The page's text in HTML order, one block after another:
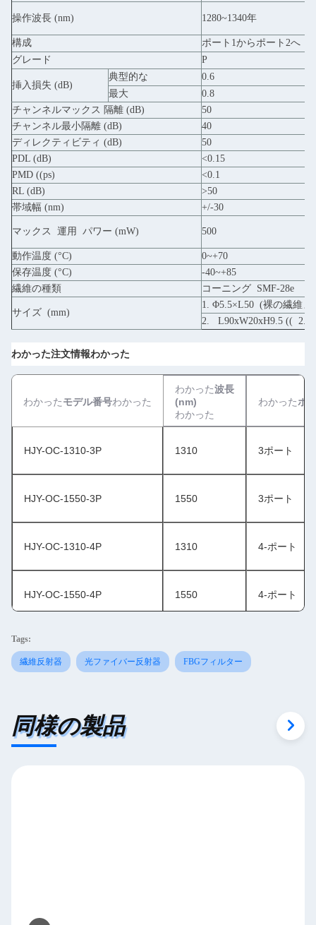
操作波長 (nm) 1280~1340年
構成 ポート1からポート2へ
グレード
P
挿入損失 (dB)
典型的な
0.6
最大
0.8
チャンネルマックス 隔離 (dB)
50
チャンネル最小隔離 (dB)
40
ディレクティビティ (dB)
50
PDL (dB)
<0.15
PMD ((ps)
<0.1
RL (dB)
>50
帯域幅 (nm)
+/-30
マックス 運用 パワー (mW) 500
動作温度 (°C)
0~+70
保存温度 (°C)
-40~+85
繊維の種類
コーニング SMF-28e
サイズ (mm)
1. Φ5.5×L50 (裸の繊維ま
2.
L90xW20xH9.5 ((
わかった注文情報わかった
わかったモデル番号わかった
わかった波長
(nm)
わかった
わかったポ
HJY-OC-1310-3P 1310 3ポート
HJY-OC-1550-3P 1550 3ポート
HJY-OC-1310-4P 1310 4-ポート
HJY-OC-1550-4P 1550 4-ポート
Tags:
繊維反射器 光ファイバー反射器 FBGフィルター
同様の製品